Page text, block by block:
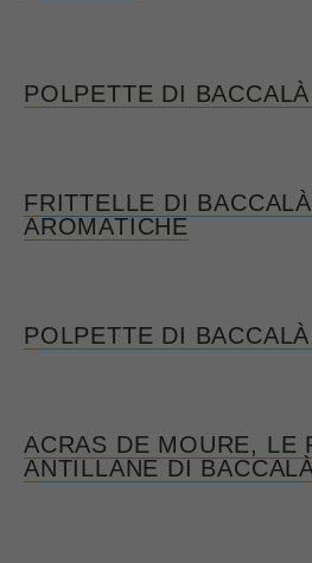
POLPETTE DI
FRITTELLE DI
AROMATICHE
POLPETTE DI
ACRAS DE MOURE, LE
ANTILLANE DI